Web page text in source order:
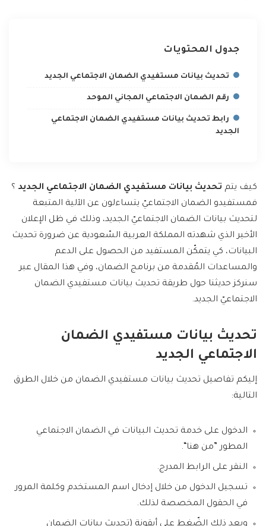
جدول المحتويات
تحديث بيانات مستفيدي الضمان الاجتماعي الجديد
رقم الضمان الاجتماعي المجاني الموحد
رابط تحديث بيانات مستفيدي الضمان الاجتماعي
الجديد
كيف يتم تحديث بيانات مستفيدي الضمان الاجتماعي الجديد ؟
فمستفيدو الضمان الاجتماعيّ يتساءلون عن الآلية المتبعة
لتحديث بيانات الضمان الاجتماعيّ الجديد، وذلك في ظل الإعلان
الأخير الذي شهدته المملكة العربية السّعودية عن ضرورة تحديث
البيانات، كي يتمكّن المستفيد من الحصول على الدعم
والمساعدات المُقدمة من برنامج الضمان، وفي هذا المقال عبر
سنركز حديثنا حول طريقة تحديث بيانات مستفيدي الضمان
الاجتماعيّ الجديد.
تحديث بيانات مستفيدي الضمان
الاجتماعي الجديد
إليكم تفاصيل تحديث بيانات مستفيدي الضمان من خلال الطرق
التالية:
الدخول على خدمة تحديث البيانات في الضمان الاجتماعي
المطور ‏”من هنا“.
النقر على الرابط المدرج.
تسجيل الدخول من خلال إدخال اسم المستخدم وكلمة المرور
في الحقول المخصصة لذلك.
وبعد ذلك الضّغط على أيقونة (تحديث بيانات الضمان